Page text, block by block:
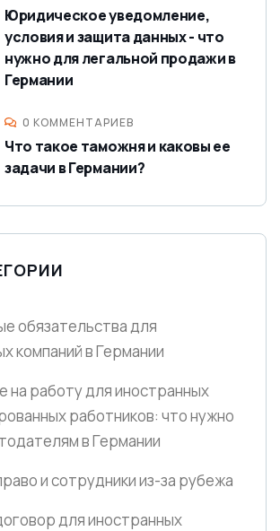
Юридическое уведомление,
условия и защита данных - что
нужно для легальной продажи в
Германии
0 КОММЕНТАРИЕВ
Что такое таможня и каковы ее
задачи в Германии?
обязательства для
компаний в Германии
на работу для иностранных
работников: что нужно
в Германии
и сотрудники из-за рубежа
для иностранных